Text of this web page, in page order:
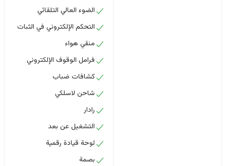
الضوء العالي التلقائي
التحكم الإلكتروني في الثبات
منقي هواء
فرامل الوقوف الإلكتروني
كشافات ضباب
شاحن لاسلكي
رادار
التشغيل عن بعد
لوحة قيادة رقمية
بصمة